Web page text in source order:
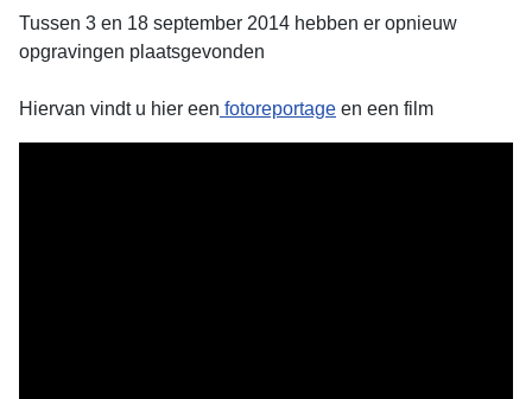
Tussen 3 en 18 september 2014 hebben er opnieuw
opgravingen plaatsgevonden
Hiervan vindt u hier een fotoreportage en een film